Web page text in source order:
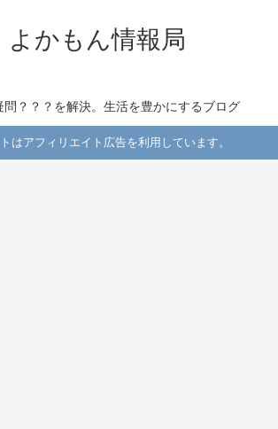
よかもん情報局
問？？？を解決。生活を豊かにするブログ
はアフィリエイト広告を利用しています。